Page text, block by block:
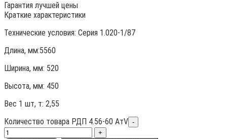
Гарантия лучшей цены
Краткие характеристики
Технические условия: Серия 1.020-1/87
Длина, мм:5560
Ширина, мм: 520
Высота, мм: 450
Вес 1 шт, т: 2,55
Количество товара РДП 4.56-60 АтV -
+